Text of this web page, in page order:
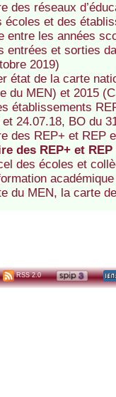
des réseaux
écoles et des
entre les années
entrées et sorties
2019)
état de la carte
du MEN) et 2015
établissements
et 24.07.18, BO du
des REP+ et
des REP+ et
des écoles et
du MEN, la carte
RSS 2.0